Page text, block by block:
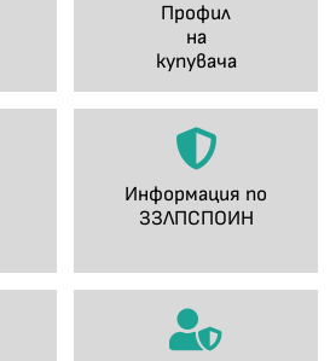
Профил
на
купувача
Информация по
ЗЗЛПСПОИН